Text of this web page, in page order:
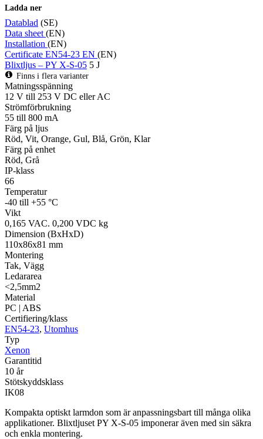
Ladda ner
Datablad (SE)
Data sheet (EN)
Installation (EN)
Certificate EN54-23 EN (EN)
Blixtljus – PY X-S-05 5 J
Finns i flera varianter
Matningsspänning
12 V till 253 V DC eller AC
Strömförbrukning
55 till 800 mA
Färg på ljus
Röd, Vit, Orange, Gul, Blå, Grön, Klar
Färg på enhet
Röd, Grå
IP-klass
66
Temperatur
-40 till +55 °C
Vikt
0,165 VAC. 0,200 VDC kg
Dimension (BxHxD)
110x86x81 mm
Montering
Tak, Vägg
Ledararea
<2,5mm2
Material
PC | ABS
Certifiering/klass
EN54-23, Utomhus
Typ
Xenon
Garantitid
10 år
Stötskyddsklass
IK08
Kompakta optiskt larmdon som är anpassningsbart till många olika
applikationer. Blixtljuset PY X-S-05 imponerar även med sin säkra
och enkla montering.